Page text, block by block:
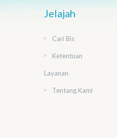
Jelajah
Cari Bis
Ketentuan
Layanan
Tentang Kami